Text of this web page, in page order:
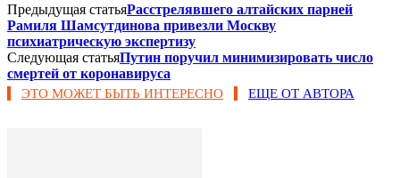
Предыдущая статьяРасстрелявшего алтайских парней
Рамиля Шамсутдинова привезли Москву
психиатрическую экспертизу
Следующая статья​Путин поручил минимизировать число
смертей от коронавируса
ЭТО МОЖЕТ БЫТЬ ИНТЕРЕСНО ЕЩЕ ОТ АВТОРА